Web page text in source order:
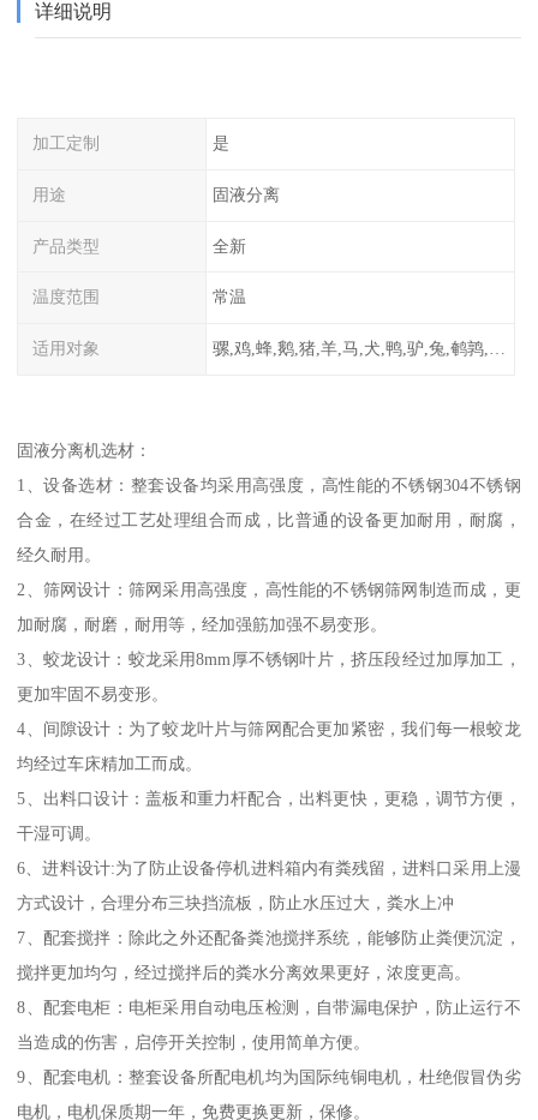
详细说明
加工定制 是
用途 固液分离
产品类型 全新
温度范围 常温
适用对象 骡,鸡,蜂,鹅,猪,羊,马,犬,鸭,驴,兔,鹌鹑,牛,鸽
固液分离机选材：
1、设备选材：整套设备均采用高强度，高性能的不锈钢304不锈钢
合金，在经过工艺处理组合而成，比普通的设备更加耐用，耐腐，
经久耐用。
2、筛网设计：筛网采用高强度，高性能的不锈钢筛网制造而成，更
加耐腐，耐磨，耐用等，经加强筋加强不易变形。
3、蛟龙设计：蛟龙采用8mm厚不锈钢叶片，挤压段经过加厚加工，
更加牢固不易变形。
4、间隙设计：为了蛟龙叶片与筛网配合更加紧密，我们每一根蛟龙
均经过车床精加工而成。
5、出料口设计：盖板和重力杆配合，出料更快，更稳，调节方便，
干湿可调。
6、进料设计:为了防止设备停机进料箱内有粪残留，进料口采用上漫
方式设计，合理分布三块挡流板，防止水压过大，粪水上冲
7、配套搅拌：除此之外还配备粪池搅拌系统，能够防止粪便沉淀，
搅拌更加均匀，经过搅拌后的粪水分离效果更好，浓度更高。
8、配套电柜：电柜采用自动电压检测，自带漏电保护，防止运行不
当造成的伤害，启停开关控制，使用简单方便。
9、配套电机：整套设备所配电机均为国际纯铜电机，杜绝假冒伪劣
电机，电机保质期一年，免费更换更新，保修。